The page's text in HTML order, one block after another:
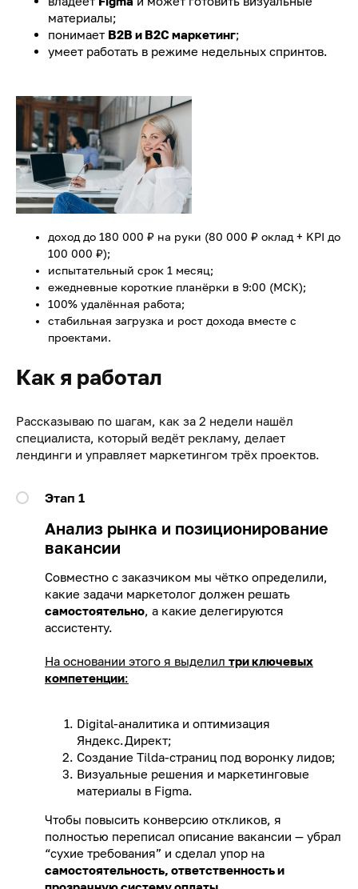
материалы;
понимает B2B и B2C маркетинг;
умеет работать в режиме недельных спринтов.
доход до 180 000 ₽ на руки (80 000 ₽ оклад + KPI до
100 000 ₽);
испытательный срок 1 месяц;
ежедневные короткие планёрки в 9:00 (МСК);
100% удалённая работа;
стабильная загрузка и рост дохода вместе с
проектами.
Как я работал
Рассказываю по шагам, как за 2 недели нашёл
специалиста, который ведёт рекламу, делает
лендинги и управляет маркетингом трёх проектов.
Этап 1
Анализ рынка и позиционирование
вакансии
Совместно с заказчиком мы чётко определили,
какие задачи маркетолог должен решать
самостоятельно, а какие делегируются
ассистенту.
На основании этого я выделил три ключевых
компетенции:
Digital-аналитика и оптимизация
Яндекс.Директ;
Создание Tilda-страниц под воронку лидов;
Визуальные решения и маркетинговые
материалы в Figma.
Чтобы повысить конверсию откликов, я
полностью переписал описание вакансии — убрал
“сухие требования” и сделал упор на
самостоятельность, ответственность и